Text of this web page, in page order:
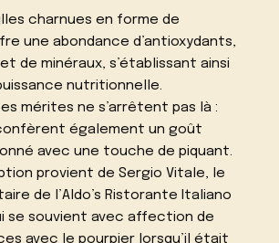
charnues en forme de
une abondance d’antioxydants,
de minéraux, s’établissant ainsi
nutritionnelle.
mérites ne s’arrêtent pas là :
également un goût
avec une touche de piquant.
provient de Sergio Vitale, le
de l’Aldo’s Ristorante Italiano
se souvient avec affection de
avec le pourpier lorsqu’il était